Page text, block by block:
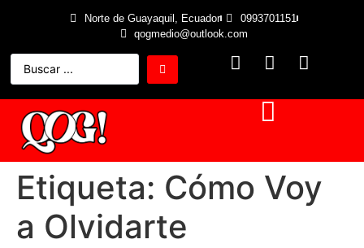
Norte de Guayaquil, Ecuador
0993701151
qogmedio@outlook.com
Etiqueta: Cómo Voy
a Olvidarte